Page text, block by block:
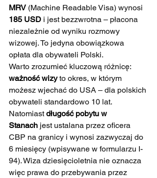
MRV (Machine Readable Visa) wynosi
185 USD i jest bezzwrotna – płacona
niezależnie od wyniku rozmowy
wizowej. To jedyna obowiązkowa
opłata dla obywateli Polski.
Warto zrozumieć kluczową różnicę:
ważność wizy to okres, w którym
możesz wjechać do USA – dla polskich
obywateli standardowo 10 lat.
Natomiast długość pobytu w
Stanach jest ustalana przez oficera
CBP na granicy i wynosi zazwyczaj do
6 miesięcy (wpisywane w formularzu I-
94). Wiza dziesięcioletnia nie oznacza
więc prawa do przebywania przez